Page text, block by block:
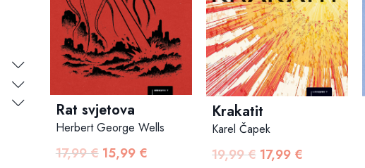
Rat svjetova
Herbert George Wells
17,99€ Izvorna
15,99 €Trenutna
Krakatit
Karel Čapek
19,99€ Izvorna
17,99 €Trenutna